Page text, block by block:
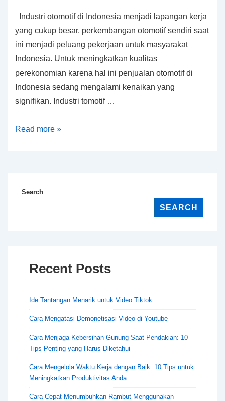
Industri otomotif di Indonesia menjadi lapangan kerja
yang cukup besar, perkembangan otomotif sendiri saat
ini menjadi peluang pekerjaan untuk masyarakat
Indonesia. Untuk meningkatkan kualitas
perekonomian karena hal ini penjualan otomotif di
Indonesia sedang mengalami kenaikan yang
signifikan. Industri tomotif …
Keselamatan
Read more »
Search
SEARCH
Recent Posts
Ide Tantangan Menarik untuk Video Tiktok
Cara Mengatasi Demonetisasi Video di Youtube
Cara Menjaga Kebersihan Gunung Saat Pendakian: 10
Tips Penting yang Harus Diketahui
Cara Mengelola Waktu Kerja dengan Baik: 10 Tips untuk
Meningkatkan Produktivitas Anda
Cara Cepat Menumbuhkan Rambut Menggunakan